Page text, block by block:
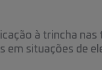
à trincha nas
em situações de